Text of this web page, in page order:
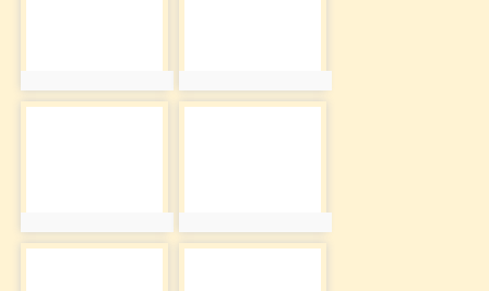
photo:585
photo:586
photo:587
photo:588